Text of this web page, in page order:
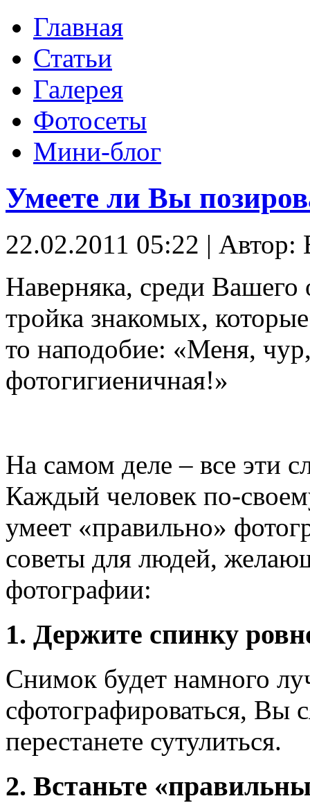
Главная
Статьи
Галерея
Фотосеты
Мини-блог
Умеете ли Вы
22.02.2011 05:22 | Автор:
Наверняка, среди Вашего
тройка знакомых,
то наподобие: «Меня,
фотогигиеничная!»
На самом деле – все эти
Каждый человек по-
умеет «правильно»
советы для людей,
фотографии:
1. Держите спинку
Снимок будет намного
сфотографироваться, Вы
перестанете сутулиться.
2. Встаньте